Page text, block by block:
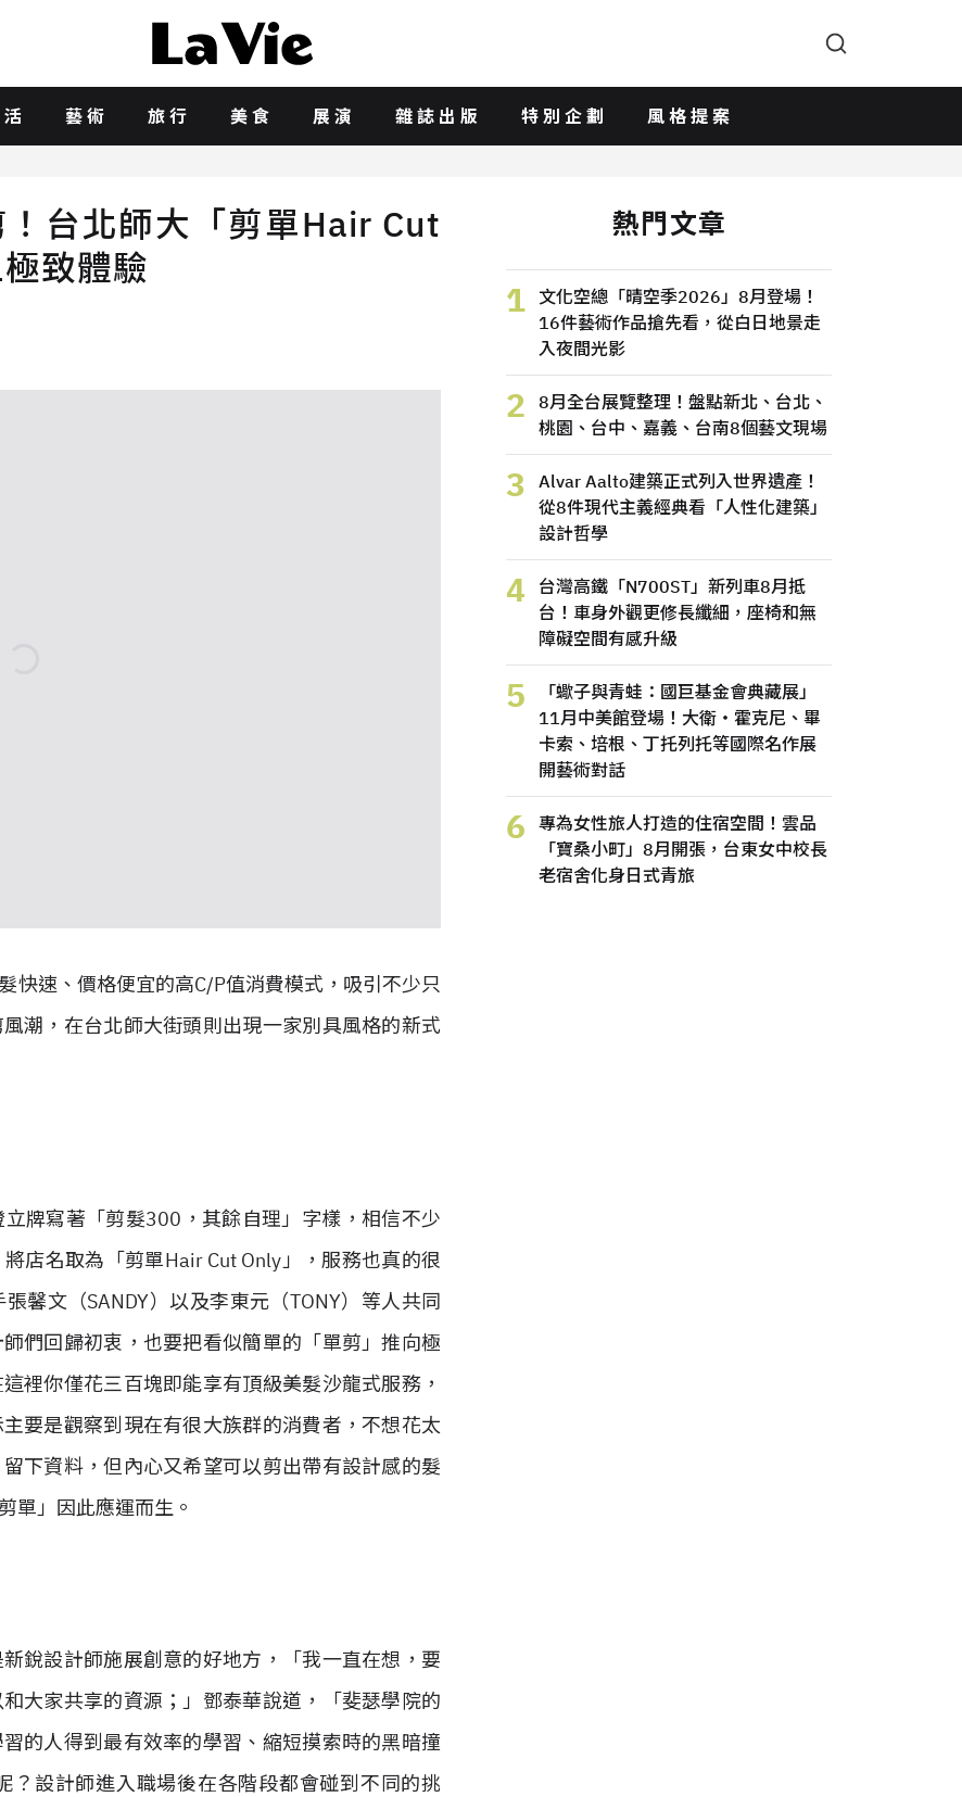
藝術 旅行 美食 展演 雜誌出版 特別企劃 風格提案
台北師大「剪單Hair Cut
致體驗
快速、價格便宜的高C/P值消費模式，吸引不少只
潮，在台北師大街頭則出現一家別具風格的新式
牌寫著「剪髮300，其餘自理」字樣，相信不少
店名取為「剪單Hair Cut Only」，服務也真的很
馨文（SANDY）以及李東元（TONY）等人共同
們回歸初衷，也要把看似簡單的「單剪」推向極
裡你僅花三百塊即能享有頂級美髮沙龍式服務，
要是觀察到現在有很大族群的消費者，不想花太
下資料，但內心又希望可以剪出帶有設計感的髮
單」因此應運而生。
銳設計師施展創意的好地方，「我一直在想，要
大家共享的資源；」鄧泰華說道，「斐瑟學院的
的人得到最有效率的學習、縮短摸索時的黑暗撞
設計師進入職場後在各階段都會碰到不同的挑
熱門文章
1
文化空總「晴空季2026」8月登場！
16件藝術作品搶先看，從白日地景走
入夜間光影
2
8月全台展覽整理！盤點新北、台北、
桃園、台中、嘉義、台南8個藝文現場
3
Alvar Aalto建築正式列入世界遺產！
從8件現代主義經典看「人性化建築」
設計哲學
4
台灣高鐵「N700ST」新列車8月抵
台！車身外觀更修長纖細，座椅和無
障礙空間有感升級
5
「蠍子與青蛙：國巨基金會典藏展」
11月中美館登場！大衛・霍克尼、畢
卡索、培根、丁托列托等國際名作展
開藝術對話
6
專為女性旅人打造的住宿空間！雲品
「寶桑小町」8月開張，台東女中校長
老宿舍化身日式青旅